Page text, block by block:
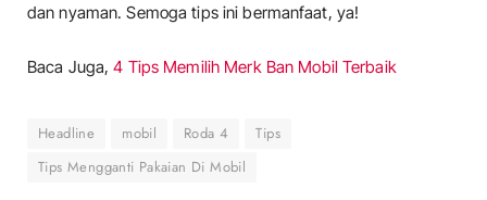
dan nyaman. Semoga tips ini bermanfaat, ya!
Baca Juga,4 Tips Memilih Merk Ban Mobil Terbaik
Headline mobil Roda 4
Tips
Tips Mengganti Pakaian Di Mobil